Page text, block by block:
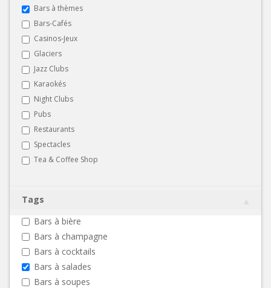
Bars à thèmes
Bars-Cafés
Casinos-Jeux
Glaciers
Jazz Clubs
Karaokés
Night Clubs
Pubs
Restaurants
Spectacles
Tea & Coffee Shop
Tags
Bars à bière
Bars à champagne
Bars à cocktails
Bars à salades
Bars à soupes